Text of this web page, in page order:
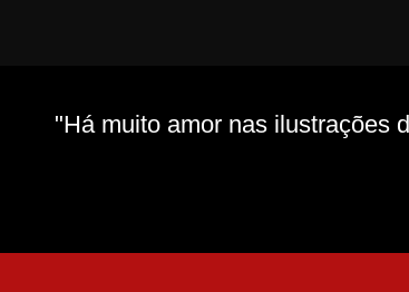
"Há muito amor nas ilustrações